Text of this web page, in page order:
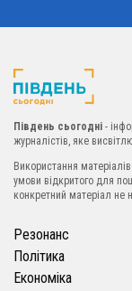
Південь сьогодні -
журналістів, яке
Використання
умови відкритого для
конкретний матеріал не
Резонанс
Політика
Економіка